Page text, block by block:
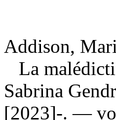
Addison,
La
Sabrina
[2023]-. —